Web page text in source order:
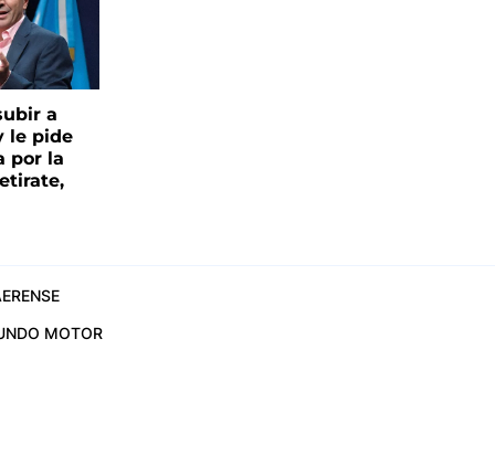
a
le pide
por la
MOTOR